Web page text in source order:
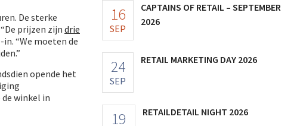
De sterke
prijzen zijn drie
“We moeten de
opende het
winkel in
16
SEP
CAPTAINS OF RETAIL – SEPTEMBER
2026
24
SEP
RETAIL MARKETING DAY 2026
19 RETAILDETAIL NIGHT 2026